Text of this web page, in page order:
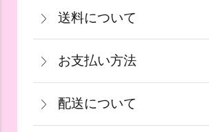
送料について
関西・中国・四国・九州：
北陸・中部：990円(税込)
関東・信越：990円(税込)
東北：1,210円(税込)
北海道：1,540円(税込)
お支払い方法
お支払いは、カード決済・代
行振込（前払い）・PayPay
ン決済）・auPAY・d払い・
配送について
通常在庫がある商品につきま